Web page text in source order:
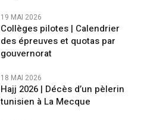
19 MAI 2026
Collèges pilotes | Calendrier
des épreuves et quotas par
gouvernorat
18 MAI 2026
Hajj 2026 | Décès d’un pèlerin
tunisien à La Mecque